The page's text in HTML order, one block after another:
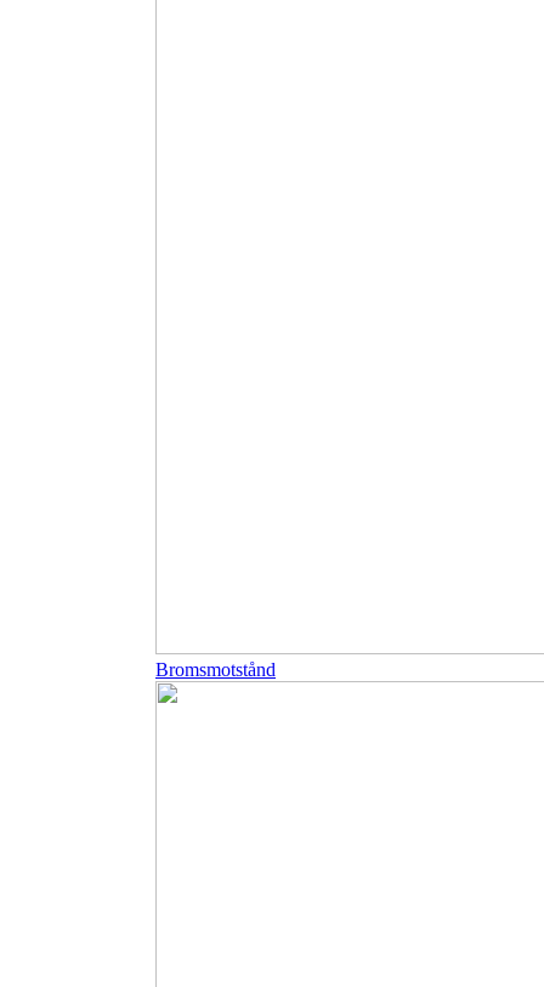
Bromsmotstånd